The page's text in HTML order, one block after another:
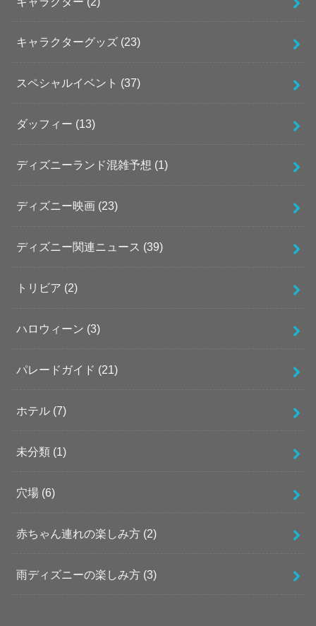
キャラクターグッズ (23)
スペシャルイベント (37)
ダッフィー (13)
ディズニーランド混雑予想 (1)
ディズニー映画 (23)
ディズニー関連ニュース (39)
トリビア (2)
ハロウィーン (3)
パレードガイド (21)
ホテル (7)
未分類 (1)
穴場 (6)
赤ちゃん連れの楽しみ方 (2)
雨ディズニーの楽しみ方 (3)